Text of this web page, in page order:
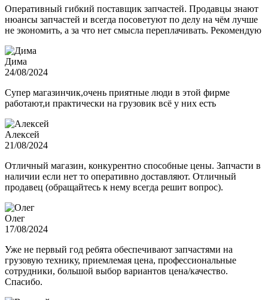
Оперативный гибкий поставщик запчастей. Продавцы знают
нюансы запчастей и всегда посоветуют по делу на чём лучше
не экономить, а за что нет смысла переплачивать. Рекомендую
Дима
24/08/2024
Супер магазинчик,очень приятные люди в этой фирме
работают,и практически на грузовик всё у них есть
Алексей
21/08/2024
Отличный магазин, конкурентно способные цены. Запчасти в
наличии если нет то оперативно доставляют. Отличный
продавец (обращайтесь к нему всегда решит вопрос).
Олег
17/08/2024
Уже не первый год ребята обеспечивают запчастями на
грузовую технику, приемлемая цена, профессиональные
сотрудники, большой выбор вариантов цена/качество.
Спасибо.